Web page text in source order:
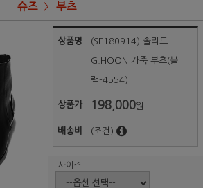
슈즈 부츠
상품명 (SE180914) 솔리드
G.HOON 가죽 부츠(블
랙-4554)
상품가 198,000원
배송비 (조건)
사이즈